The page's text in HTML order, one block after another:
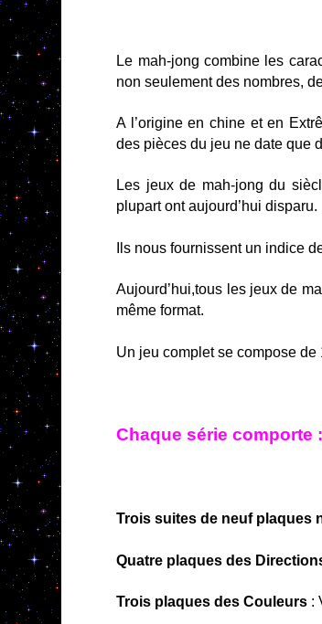
Le mah-jong combine les
non seulement des nombres,
A l’origine en chine et en
des pièces du jeu ne date que
Les jeux de mah-jong du
plupart ont aujourd’hui disparu.
Ils nous fournissent un indice
Aujourd’hui,tous les jeux de
même format.
Un jeu complet se compose
Chaque série comporte :
Trois suites de neuf plaques
Quatre plaques des
Trois plaques des Couleurs :